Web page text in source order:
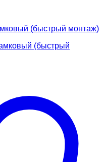
(быстрый монтаж)